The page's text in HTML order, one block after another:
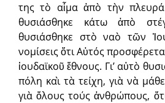
της τὸ αἷμα ἀπὸ τὴν
θυσιάσθηκε κάτω ἀπὸ
θυσιάσθηκε στὸ ναὸ τῶν
νομίσεις ὅτι Αὐτός
ἰουδαϊκοῦ ἔθνους. Γι’ αὐτὸ
πόλη καὶ τὰ τείχη, γιὰ νὰ
γιὰ ὅλους τούς ἀνθρώπους,